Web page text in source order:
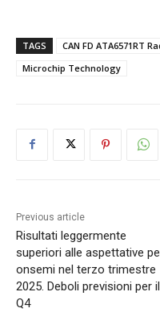
TAGS
CAN FD ATA6571RT
Microchip Technology
Previous article
Risultati leggermente
superiori alle aspettative
onsemi nel terzo trimestre
2025. Deboli previsioni per il
Q4